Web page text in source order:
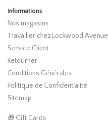
Informations
Nos magasins
Travailler chez Lockwood Avenue
Service Client
Retourner
Conditions Générales
Politique de Confidentialité
Sitemap
🎁 Gift Cards